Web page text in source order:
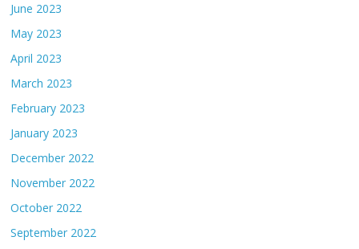
June 2023
May 2023
April 2023
March 2023
February 2023
January 2023
December 2022
November 2022
October 2022
September 2022